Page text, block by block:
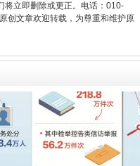
将立即删除或更正。电话：010-
创文章欢迎转载，为尊重和维护原
从数据变化看反腐深化